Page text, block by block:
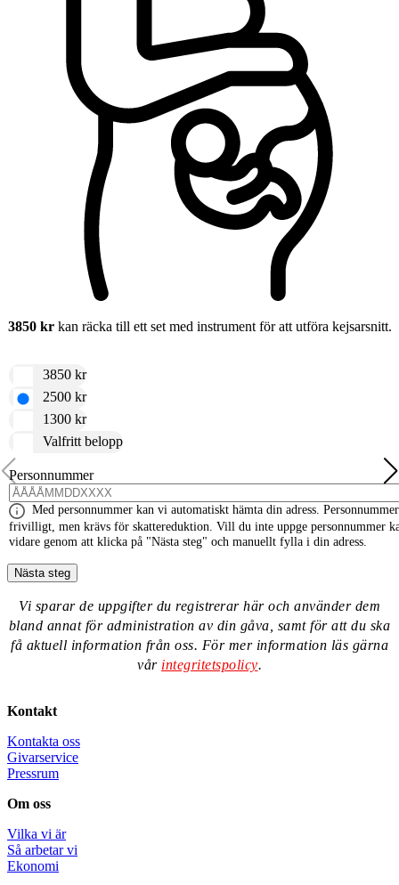
3850 krkan räcka till ett set med instrument för att utföra kejsarsnitt.
3850 kr
2500 kr
1300 kr
Valfritt belopp
Personnummer
Med personnummer kan vi automatiskt hämta din adress.
frivilligt, men krävs för skattereduktion. Vill du inte uppge personnummer
vidare genom att klicka på "Nästa steg" och manuellt fylla i din adress.
Information
message
Vi sparar de uppgifter du registrerar här och använder dem
bland annat för administration av din gåva, samt för att du ska
få aktuell information från oss. För mer information läs gärna
vår integritetspolicy.
Kontakt
Kontakta oss
Givarservice
Pressrum
Om oss
Vilka vi är
Så arbetar vi
Ekonomi